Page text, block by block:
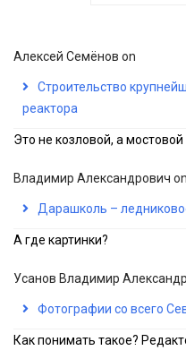
Алексей Семёнов on
Строительство
реактора
Это не козловой, а мостовой
Владимир Александрович on
Дарашколь –
А где картинки?
Усанов Владимир
Фотографии со всего
Как понимать такое?